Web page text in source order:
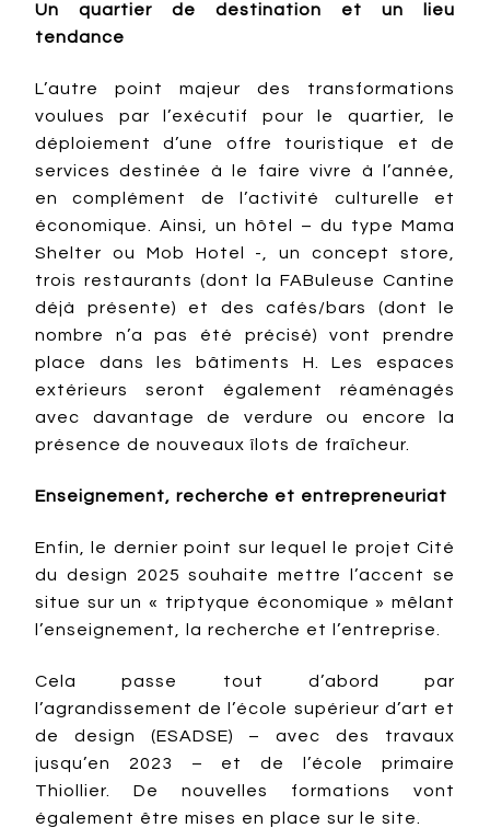
Un quartier de destination et un lieu
tendance
L’autre point majeur des transformations
voulues par l’exécutif pour le quartier, le
déploiement d’une offre touristique et de
services destinée à le faire vivre à l’année,
en complément de l’activité culturelle et
économique. Ainsi, un hôtel – du type Mama
Shelter ou Mob Hotel -, un concept store,
trois restaurants (dont la FABuleuse Cantine
déjà présente) et des cafés/bars (dont le
nombre n’a pas été précisé) vont prendre
place dans les bâtiments H. Les espaces
extérieurs seront également réaménagés
avec davantage de verdure ou encore la
présence de nouveaux îlots de fraîcheur.
Enseignement, recherche et entrepreneuriat
Enfin, le dernier point sur lequel le projet Cité
du design 2025 souhaite mettre l’accent se
situe sur un « triptyque économique » mêlant
l’enseignement, la recherche et l’entreprise.
Cela passe tout d’abord par
l’agrandissement de l’école supérieur d’art et
de design (ESADSE) – avec des travaux
jusqu’en 2023 – et de l’école primaire
Thiollier. De nouvelles formations vont
également être mises en place sur le site.